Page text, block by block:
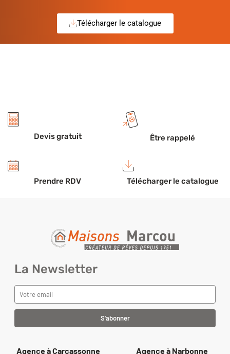
Télécharger le catalogue
Devis gratuit Être rappelé
Prendre RDV Télécharger le catalogue
La Newsletter
Agence à Carcassonne Agence à Narbonne